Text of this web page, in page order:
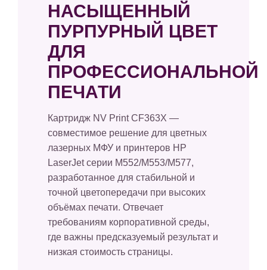
НАСЫЩЕННЫЙ
ПУРПУРНЫЙ ЦВЕТ
ДЛЯ
ПРОФЕССИОНАЛЬНОЙ
ПЕЧАТИ
Картридж NV Print CF363X —
совместимое решение для цветных
лазерных МФУ и принтеров HP
LaserJet серии M552/M553/M577,
разработанное для стабильной и
точной цветопередачи при высоких
объёмах печати. Отвечает
требованиям корпоративной среды,
где важны предсказуемый результат и
низкая стоимость страницы.